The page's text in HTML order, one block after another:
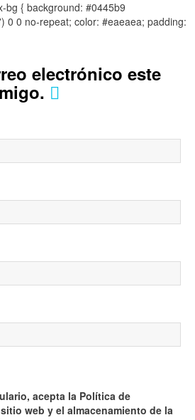
bg { background: #0445b9
0 0 no-repeat; color: #eaeaea; padding:
electrónico este
acepta la Política de
web y el almacenamiento de la